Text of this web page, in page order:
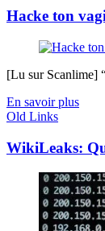
Hacke ton
[Lu sur Scanlime]
En savoir plus
Old Links
WikiLeaks: